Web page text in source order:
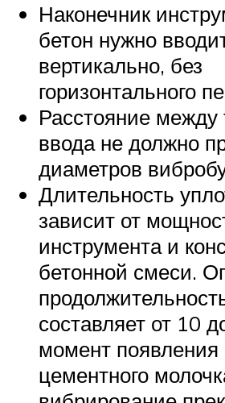
Наконечник
бетон нужно
вертикально, без
горизонтального
Расстояние между
ввода не должно
диаметров
Длительность
зависит от
инструмента и
бетонной смеси.
составляет от 10
момент появления
цементного